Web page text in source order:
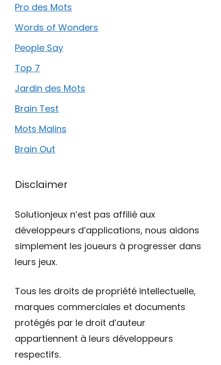
Pro des Mots
Words of Wonders
People Say
Top 7
Jardin des Mots
Brain Test
Mots Malins
Brain Out
Disclaimer
Solutionjeux n’est pas affilié aux
développeurs d’applications, nous aidons
simplement les joueurs à progresser dans
leurs jeux.
Tous les droits de propriété intellectuelle,
marques commerciales et documents
protégés par le droit d’auteur
appartiennent à leurs développeurs
respectifs.